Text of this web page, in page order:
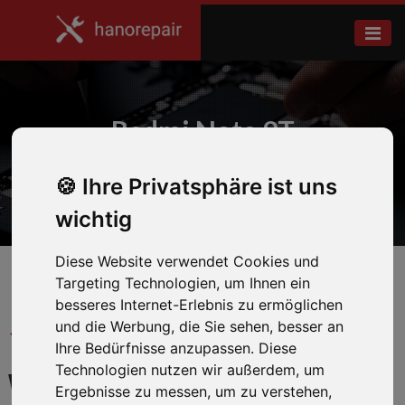
Ihre Privatsphäre ist uns
wichtig
Diese Website verwendet Cookies und
Targeting Technologien, um Ihnen ein
besseres Internet-Erlebnis zu ermöglichen
und die Werbung, die Sie sehen, besser an
Ihre Bedürfnisse anzupassen. Diese
Technologien nutzen wir außerdem, um
Ergebnisse zu messen, um zu verstehen,
Redmi Note 9T
Home Xiaomi
← Zurück zum Hersteller
WIR REPARIEREN IHR